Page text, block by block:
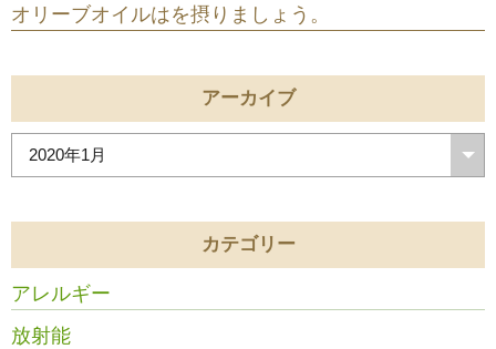
オリーブオイルはを摂りましょう。
アーカイブ
カテゴリー
アレルギー
放射能